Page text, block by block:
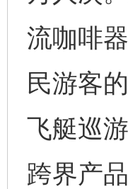
流咖啡
民游客
飞艇巡
跨界产